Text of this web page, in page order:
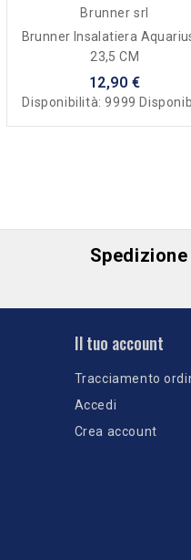
Brunner srl
Brunner Insalatiera
23,5 CM
12,90 €
Disponibilità:9999
Il tuo account
Tracciamento
Accedi
Crea account